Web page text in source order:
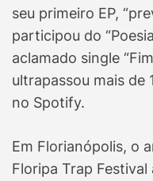
seu primeiro EP,
participou do
aclamado single
ultrapassou mais de
no Spotify.
Em Florianópolis, o
Floripa Trap